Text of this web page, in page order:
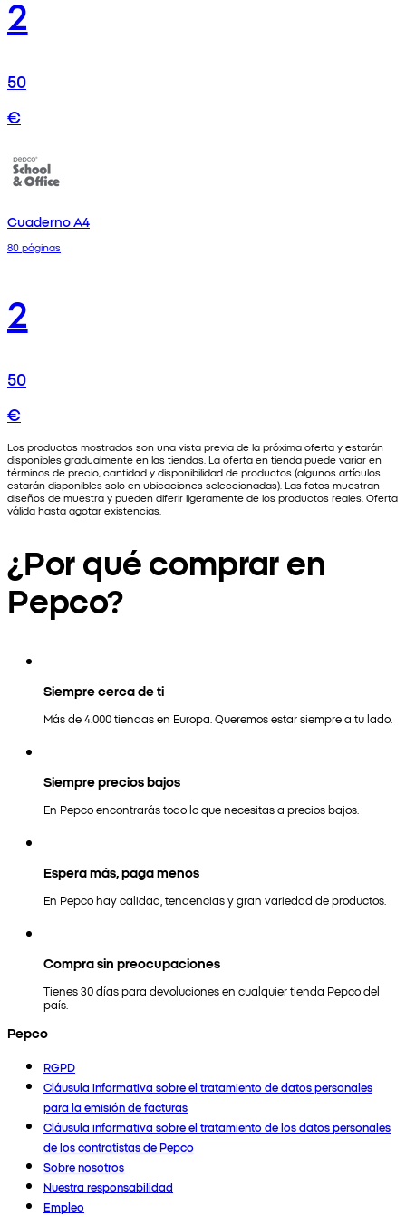
2
50
€
Cuaderno A4
80 páginas
2
50
€
Los productos mostrados son una vista previa de la próxima oferta y estarán
disponibles gradualmente en las tiendas. La oferta en tienda puede variar en
términos de precio, cantidad y disponibilidad de productos (algunos artículos
estarán disponibles solo en ubicaciones seleccionadas). Las fotos muestran
diseños de muestra y pueden diferir ligeramente de los productos reales. Oferta
válida hasta agotar existencias.
¿Por qué comprar en
Pepco?
Siempre cerca de ti
Más de 4.000 tiendas en Europa. Queremos estar siempre a tu lado.
Siempre precios bajos
En Pepco encontrarás todo lo que necesitas a precios bajos.
Espera más, paga menos
En Pepco hay calidad, tendencias y gran variedad de productos.
Compra sin preocupaciones
Tienes 30 días para devoluciones en cualquier tienda Pepco del
país.
Pepco
RGPD
Cláusula informativa sobre el tratamiento de datos personales
para la emisión de facturas
Cláusula informativa sobre el tratamiento de los datos personales
de los contratistas de Pepco
Sobre nosotros
Nuestra responsabilidad
Empleo